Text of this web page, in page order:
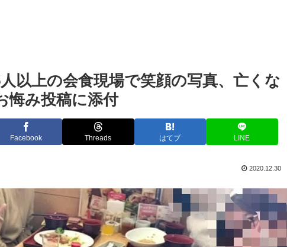
以上の会食現場で笑顔の写真、亡くな
悔み投稿に添付
Facebook Threads はてブ LINE
2020.12.30